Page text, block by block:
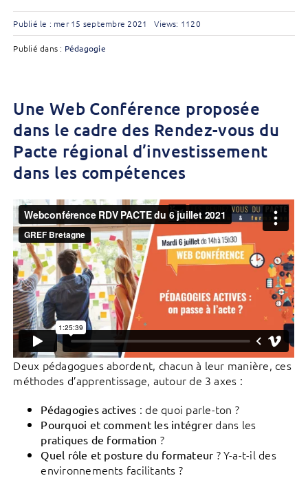
Publié le : mer 15 septembre 2021 Views: 1120
Publié dans : Pédagogie
Une Web Conférence proposée
dans le cadre des Rendez-vous du
Pacte régional d’investissement
dans les compétences
Deux pédagogues abordent, chacun à leur manière, ces
méthodes d’apprentissage, autour de 3 axes :
Pédagogies actives : de quoi parle-ton ?
Pourquoi et comment les intégrer dans les
pratiques de formation ?
Quel rôle et posture du formateur ? Y-a-t-il des
environnements facilitants ?